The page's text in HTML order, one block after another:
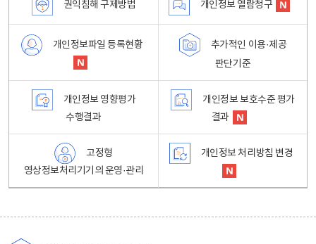
권익침해 구제방법 개인정보 열람청구
개인정보파일 등록현황
추가적인 이용·제공
판단기준
개인정보 영향평가
수행결과
개인정보 보호수준 평가
결과
고정형
영상정보처리기기의 운영·관리
개인정보 처리방침 변경